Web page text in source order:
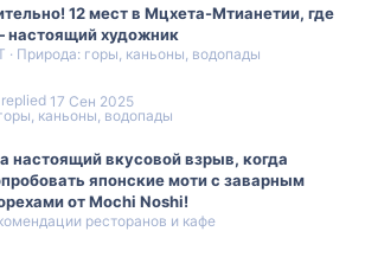
12 мест в Мцхета-Мтианетии, где
настоящий художник
Природа: горы, каньоны, водопады
каньоны, водопады
17 Сен 2025
настоящий вкусовой взрыв, когда
японские моти с заварным
от Mochi Noshi!
ресторанов и кафе